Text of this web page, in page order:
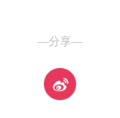
—分享—